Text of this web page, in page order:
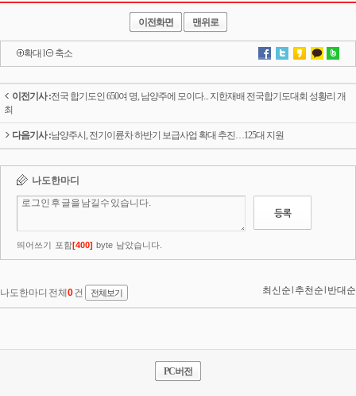
이전화면 맨위로
확대 l 축소
이전기사 :전국 합기도인 650여 명, 남양주에 모이다... 지한재배 전국합기도대회 성황리 개
최
다음기사 :남양주시, 전기이륜차 하반기 보급사업 확대 추진…125대 지원
PC버전